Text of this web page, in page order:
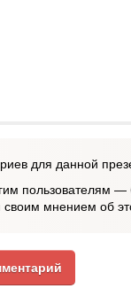
для данной
пользователям —
своим мнением об